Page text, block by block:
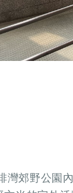
灣郊野公園